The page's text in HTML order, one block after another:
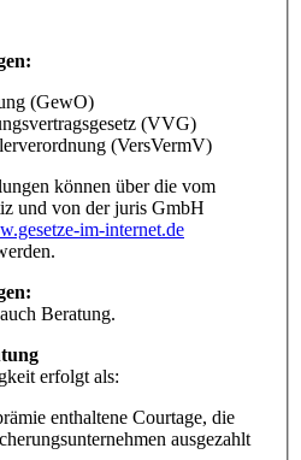
(GewO)
(VVG)
(VersVermV)
können über die vom
und von der juris GmbH
im-internet.de
Beratung.
erfolgt als:
enthaltene Courtage, die
ausgezahlt